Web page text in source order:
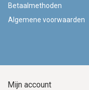
Betaalmethoden
Algemene voorwaarden
Mijn account